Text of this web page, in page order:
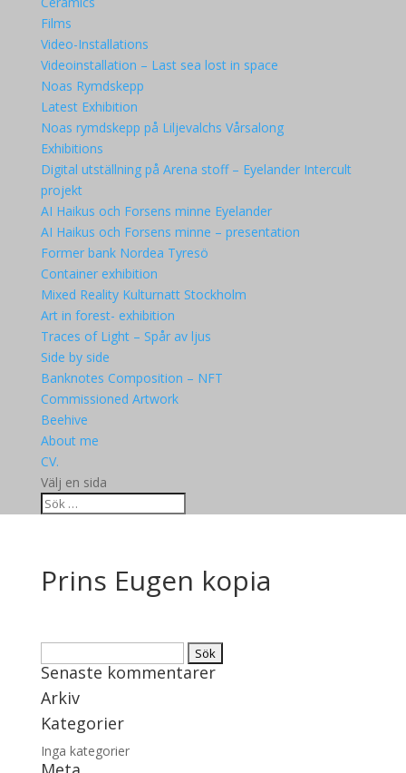
Films
Video-Installations
Videoinstallation – Last sea lost in space
Noas Rymdskepp
Latest Exhibition
Noas rymdskepp på Liljevalchs Vårsalong
Exhibitions
Digital utställning på Arena stoff – Eyelander Intercult
projekt
AI Haikus och Forsens minne Eyelander
AI Haikus och Forsens minne – presentation
Former bank Nordea Tyresö
Container exhibition
Mixed Reality Kulturnatt Stockholm
Art in forest- exhibition
Traces of Light – Spår av ljus
Side by side
Banknotes Composition – NFT
Commissioned Artwork
Beehive
About me
CV.
Välj en sida
Prins Eugen kopia
efter:
Senaste kommentarer
Arkiv
Kategorier
Inga kategorier